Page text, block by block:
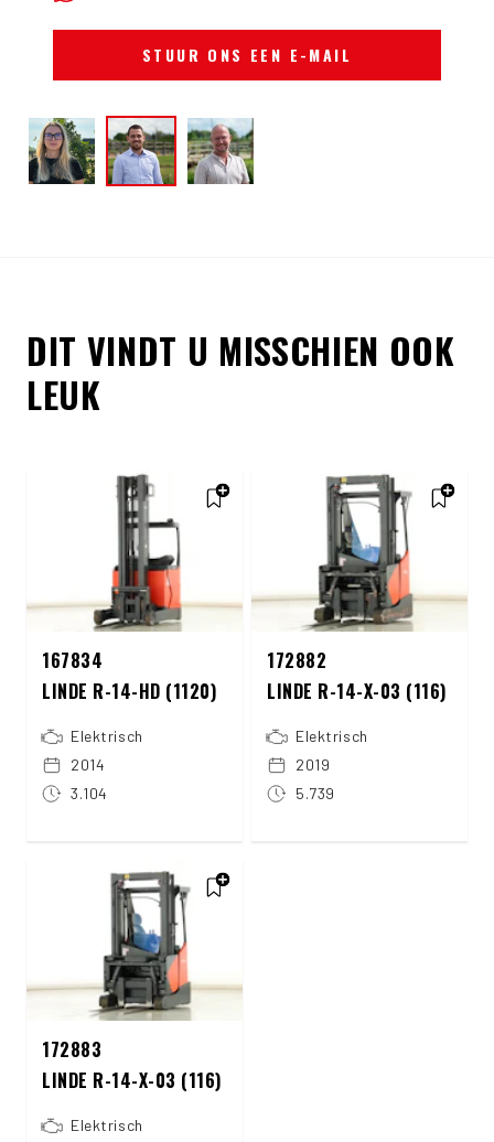
STUUR ONS EEN E-MAIL
DIT VINDT U MISSCHIEN OOK
LEUK
167834
LINDE R-14-HD (1120)
Elektrisch
2014
3.104
172882
LINDE R-14-X-03 (116)
Elektrisch
2019
5.739
172883
LINDE R-14-X-03 (116)
Elektrisch